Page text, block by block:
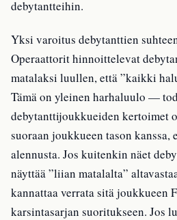
debytantteihin.
Yksi varoitus debytanttien
Operaattorit hinnoittelevat
matalaksi luullen, että ”kaikki
Tämä on yleinen harhaluulo —
debytanttijoukkueiden kertoimet
suoraan joukkueen tason kanssa,
alennusta. Jos kuitenkin näet
näyttää ”liian matalalta”
kannattaa verrata sitä joukkueen
karsintasarjan suoritukseen. Jos